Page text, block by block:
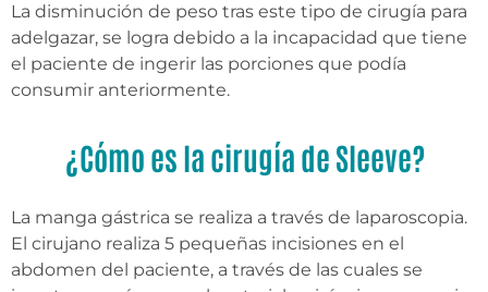
La disminución de peso tras este tipo de cirugía para
adelgazar, se logra debido a la incapacidad que tiene
el paciente de ingerir las porciones que podía
consumir anteriormente.
¿Cómo es la cirugía de Sleeve?
La manga gástrica se realiza a través de laparoscopia.
El cirujano realiza 5 pequeñas incisiones en el
abdomen del paciente, a través de las cuales se